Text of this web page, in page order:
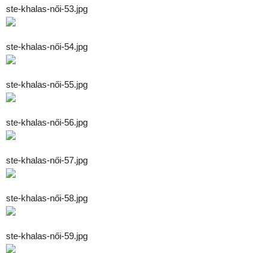
ste-khalas-női-53.jpg
ste-khalas-női-54.jpg
ste-khalas-női-55.jpg
ste-khalas-női-56.jpg
ste-khalas-női-57.jpg
ste-khalas-női-58.jpg
ste-khalas-női-59.jpg